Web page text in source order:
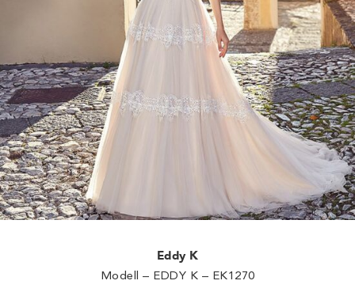
Eddy K
Modell – EDDY K – EK1270